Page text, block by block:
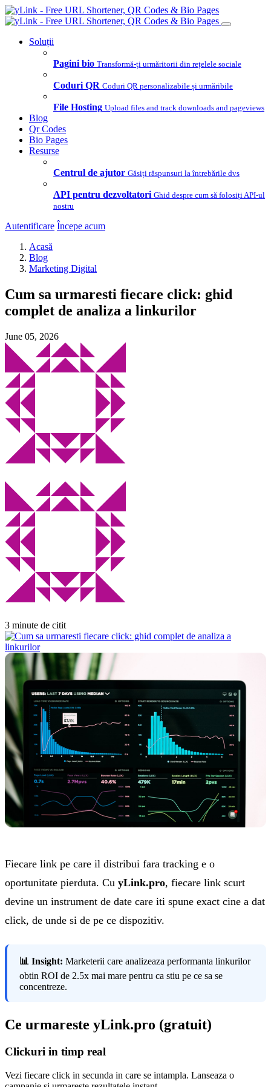
Soluții
Pagini bio Transformă-ți urmăritorii din rețelele sociale
Coduri QR Coduri QR personalizabile și urmăribile
File Hosting Upload files and track downloads and pageviews
Blog
Qr Codes
Bio Pages
Resurse
Centrul de ajutor Găsiți răspunsuri la întrebările dvs
API pentru dezvoltatori Ghid despre cum să folosiți API-ul
nostru
Autentificare Începe acum
Acasă
Blog
Marketing Digital
Cum sa urmaresti fiecare click: ghid
complet de analiza a linkurilor
June 05, 2026
3 minute de citit
Fiecare link pe care il distribui fara tracking e o
oportunitate pierduta. Cu yLink.pro, fiecare link scurt
devine un instrument de date care iti spune exact cine a dat
click, de unde si de pe ce dispozitiv.
📊 Insight: Marketerii care analizeaza performanta linkurilor
obtin ROI de 2.5x mai mare pentru ca stiu pe ce sa se
concentreze.
Ce urmareste yLink.pro (gratuit)
Clickuri in timp real
Vezi fiecare click in secunda in care se intampla. Lanseaza o